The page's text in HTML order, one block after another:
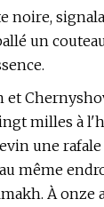
noire,
un
et
milles à
une
même
À onze